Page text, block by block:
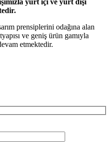
prensiplerini odağına alan
ve geniş ürün gamıyla
etmektedir.